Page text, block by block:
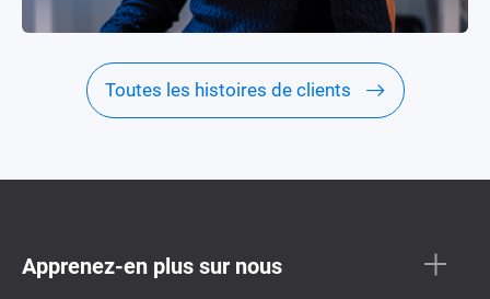
Toutes les histoires de clients
Apprenez-en plus sur nous